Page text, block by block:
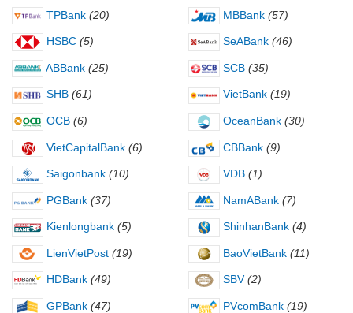
TPBank (20) MBBank (57)
HSBC (5) SeABank (46)
ABBank (25) SCB (35)
SHB (61) VietBank (19)
OCB (6) OceanBank (30)
VietCapitalBank (6) CBBank (9)
Saigonbank (10) VDB (1)
PGBank (37) NamABank (7)
Kienlongbank (5) ShinhanBank (4)
LienVietPost (19) BaoVietBank (11)
HDBank (49) SBV (2)
GPBank (47) PVcomBank (19)